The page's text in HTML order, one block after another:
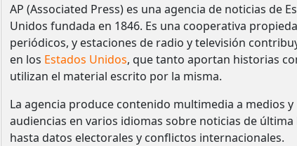
AP (Associated Press) es una agencia de noticias de
Unidos fundada en 1846. Es una cooperativa
periódicos, y estaciones de radio y televisión
en los Estados Unidos, que tanto aportan historias
utilizan el material escrito por la misma.
La agencia produce contenido multimedia a medios y
audiencias en varios idiomas sobre noticias de última
hasta datos electorales y conflictos internacionales.